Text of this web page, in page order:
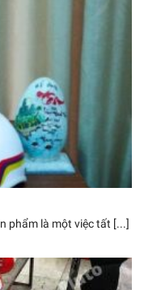
phẩm là một việc tất [...]